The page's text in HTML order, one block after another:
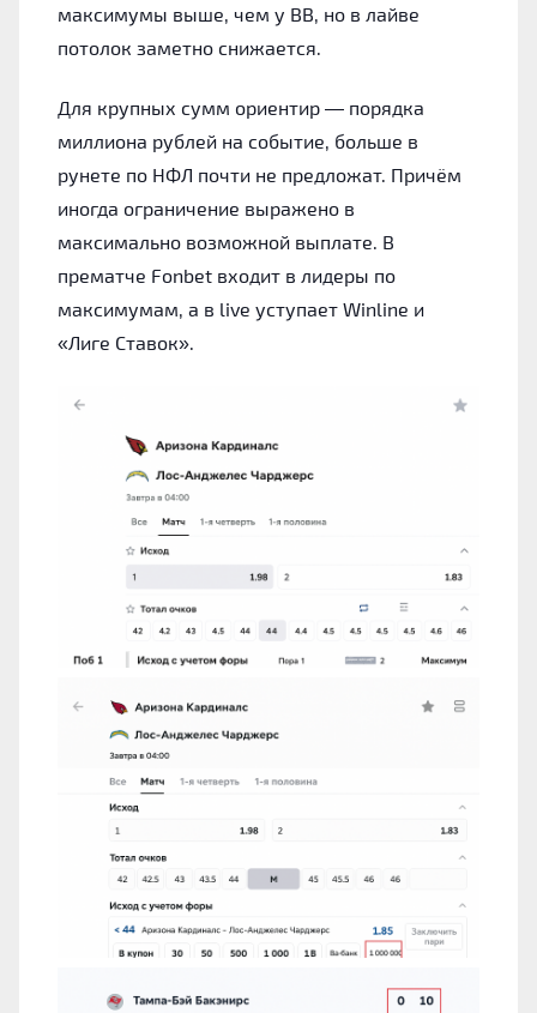
максимумы выше, чем у BB, но в лайве
потолок заметно снижается.
Для крупных сумм ориентир — порядка
миллиона рублей на событие, больше в
рунете по НФЛ почти не предложат. Причём
иногда ограничение выражено в
максимально возможной выплате. В
прематче Fonbet входит в лидеры по
максимумам, а в live уступает Winline и
«Лиге Ставок».